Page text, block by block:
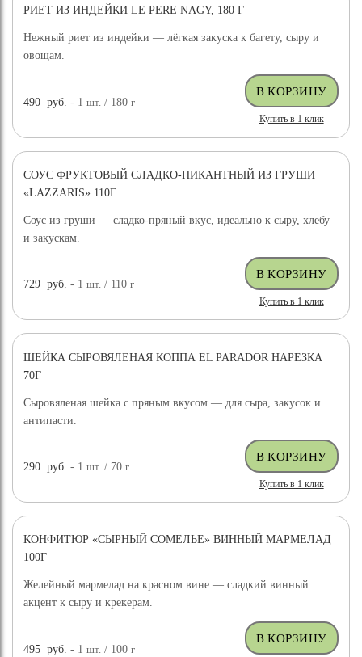
РИЕТ ИЗ ИНДЕЙКИ LE PERE NAGY, 180 Г
Нежный риет из индейки — лёгкая закуска к багету, сыру и
овощам.
490 руб. - 1шт. / 180г
Купить в 1 клик
СОУС ФРУКТОВЫЙ СЛАДКО-ПИКАНТНЫЙ ИЗ ГРУШИ
«LAZZARIS» 110Г
Соус из груши — сладко-пряный вкус, идеально к сыру, хлебу
и закускам.
729 руб. - 1шт. / 110г
Купить в 1 клик
ШЕЙКА СЫРОВЯЛЕНАЯ КОППА EL PARADOR НАРЕЗКА
70Г
Сыровяленая шейка с пряным вкусом — для сыра, закусок и
антипасти.
290 руб. - 1шт. / 70г
Купить в 1 клик
КОНФИТЮР «СЫРНЫЙ СОМЕЛЬЕ» ВИННЫЙ МАРМЕЛАД
100Г
Желейный мармелад на красном вине — сладкий винный
акцент к сыру и крекерам.
495 руб. - 1шт. / 100г